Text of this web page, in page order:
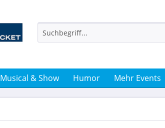
Musical & Show Humor Mehr Events